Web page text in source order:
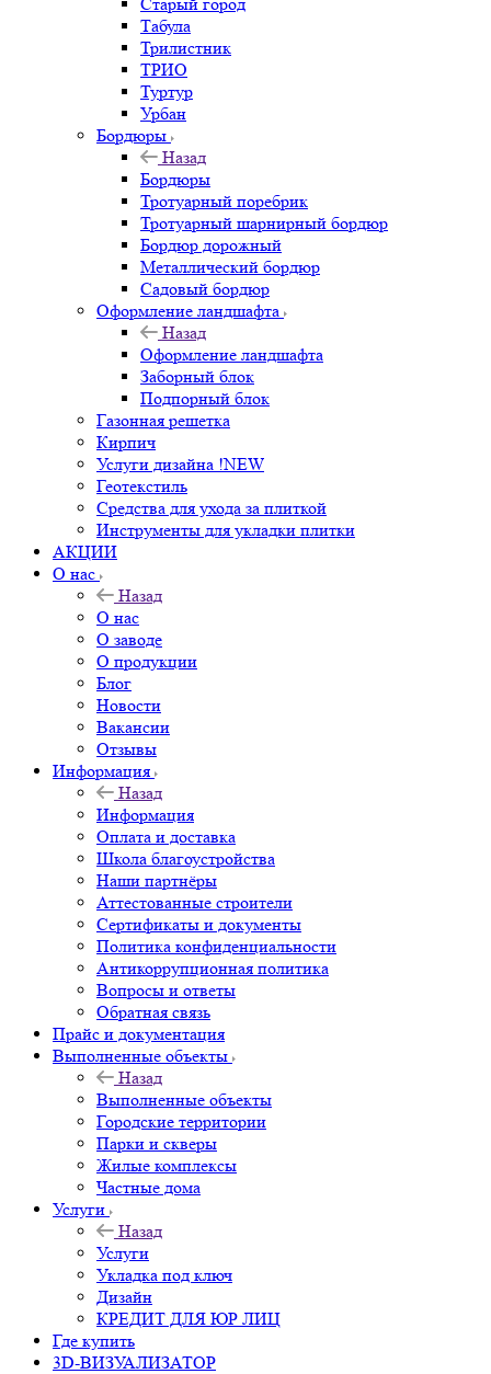
Табула
Трилистник
ТРИО
Туртур
Урбан
Бордюры
Назад
Бордюры
Тротуарный поребрик
Тротуарный шарнирный бордюр
Бордюр дорожный
Металлический бордюр
Садовый бордюр
Оформление ландшафта
Назад
Оформление ландшафта
Заборный блок
Подпорный блок
Газонная решетка
Кирпич
Услуги дизайна !NEW
Геотекстиль
Средства для ухода за плиткой
Инструменты для укладки плитки
АКЦИИ
О нас
Назад
О нас
О заводе
О продукции
Блог
Новости
Вакансии
Отзывы
Информация
Назад
Информация
Оплата и доставка
Школа благоустройства
Наши партнёры
Аттестованные строители
Сертификаты и документы
Политика конфиденциальности
Антикоррупционная политика
Вопросы и ответы
Обратная связь
Прайс и документация
Выполненные объекты
Назад
Выполненные объекты
Городские территории
Парки и скверы
Жилые комплексы
Частные дома
Услуги
Назад
Услуги
Укладка под ключ
Дизайн
КРЕДИТ ДЛЯ ЮР ЛИЦ
Где купить
3D-ВИЗУАЛИЗАТОР